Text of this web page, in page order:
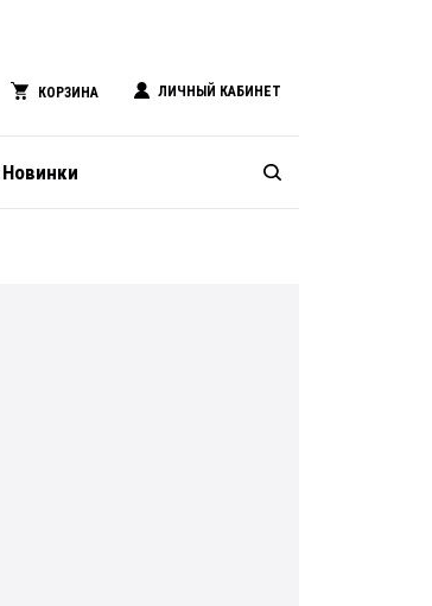
КОРЗИНА ЛИЧНЫЙ КАБИНЕТ
Новинки